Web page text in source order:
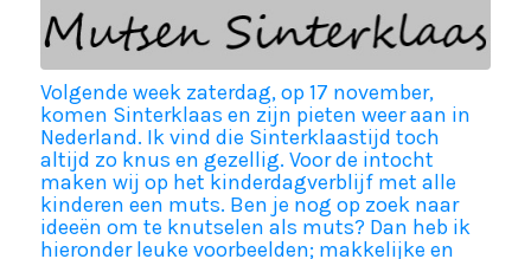
Volgende week zaterdag, op 17 november,
komen Sinterklaas en zijn pieten weer aan in
Nederland. Ik vind die Sinterklaastijd toch
altijd zo knus en gezellig. Voor de intocht
maken wij op het kinderdagverblijf met alle
kinderen een muts. Ben je nog op zoek naar
ideeën om te knutselen als muts? Dan heb ik
hieronder leuke voorbeelden; makkelijke en